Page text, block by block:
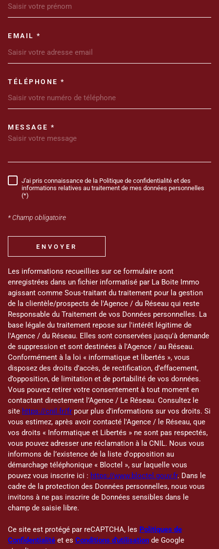
EMAIL *
TÉLÉPHONE *
TRAD_MELTEM_VOREDEMANDE
MESSAGE *
RÈGLEMENTATION
J'ai pris connaissance de la Politique de confidentialité et des
informations relatives au traitement de mes données personnelles
(*)
* Champ obligatoire
ENVOYER
Les informations recueillies sur ce formulaire sont
enregistrées dans un fichier informatisé par La Boite Immo
agissant comme Sous-traitant du traitement pour la gestion
de la clientèle/prospects de l'Agence / du Réseau qui reste
Responsable du Traitement de vos Données personnelles. La
base légale du traitement repose sur l'intérêt légitime de
l'Agence / du Réseau. Elles sont conservées jusqu'à demande
de suppression et sont destinées à l'Agence / au Réseau.
Conformément à la loi « informatique et libertés », vous
disposez des droits d’accès, de rectification, d’effacement,
d’opposition, de limitation et de portabilité de vos données.
Vous pouvez retirer votre consentement à tout moment en
contactant directement l’Agence / Le Réseau. Consultez le
site https://cnil.fr/fr pour plus d’informations sur vos droits. Si
vous estimez, après avoir contacté l'Agence / le Réseau, que
vos droits « Informatique et Libertés » ne sont pas respectés,
vous pouvez adresser une réclamation à la CNIL. Nous vous
informons de l’existence de la liste d'opposition au
démarchage téléphonique « Bloctel », sur laquelle vous
pouvez vous inscrire ici : https://www.bloctel.gouv.fr. Dans le
cadre de la protection des Données personnelles, nous vous
invitons à ne pas inscrire de Données sensibles dans le
champ de saisie libre.
Ce site est protégé par reCAPTCHA, les Politiques de
Confidentialité et es Conditions d'utilisation de Google